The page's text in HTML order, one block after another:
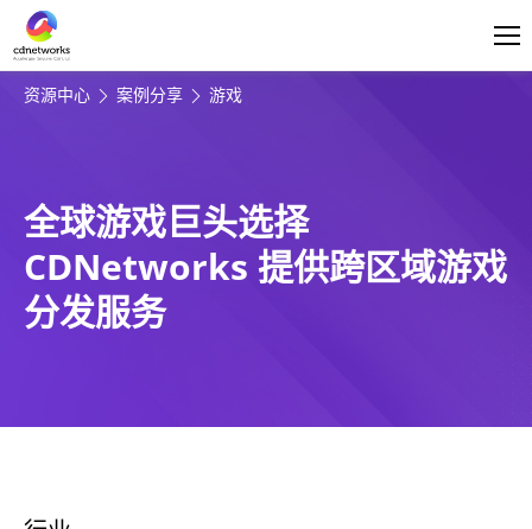
资源中心 案例分享 游戏
全球游戏巨头选择
CDNetworks 提供跨区域游戏
分发服务